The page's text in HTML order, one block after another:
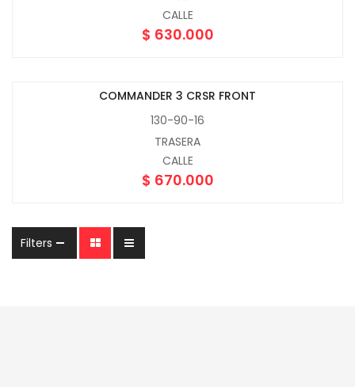
CALLE
$ 630.000
COMMANDER 3 CRSR FRONT
130-90-16
TRASERA
CALLE
$ 670.000
Filters